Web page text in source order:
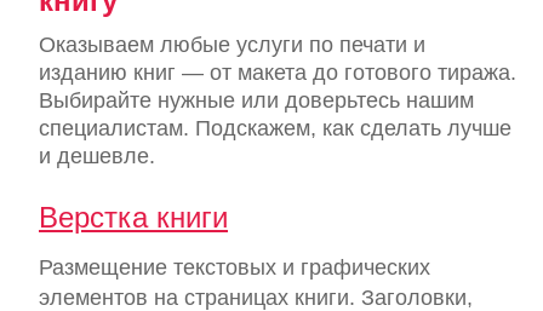
Оказываем любые услуги по печати и
изданию книг — от макета до готового тиража.
Выбирайте нужные или доверьтесь нашим
специалистам. Подскажем, как сделать лучше
и дешевле.
Верстка книги
Размещение текстовых и графических
элементов на страницах книги. Заголовки,